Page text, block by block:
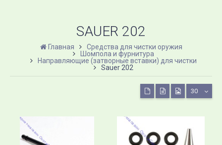
SAUER 202
Главная
Средства для чистки оружия
Шомпола и фурнитура
Направляющие (затворные вставки) для чистки
Sauer 202
30